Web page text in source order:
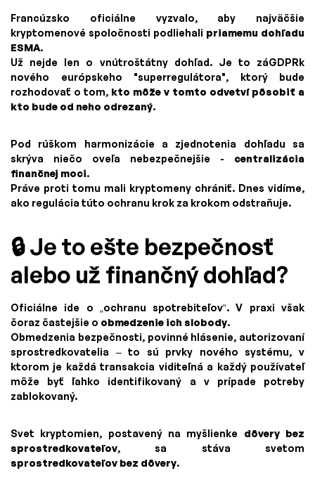
Francúzsko oficiálne vyzvalo, aby najväčšie
kryptomenové spoločnosti podliehali priamemu dohľadu
ESMA.
Už nejde len o vnútroštátny dohľad. Je to záGDPRk
nového európskeho "superregulátora", ktorý bude
rozhodovať o tom, kto môže v tomto odvetví pôsobiť a
kto bude od neho odrezaný.
Pod rúškom harmonizácie a zjednotenia dohľadu sa
skrýva niečo oveľa nebezpečnejšie - centralizácia
finančnej moci.
Práve proti tomu mali kryptomeny chrániť. Dnes vidíme,
ako regulácia túto ochranu krok za krokom odstraňuje.
🔒 Je to ešte bezpečnosť
alebo už finančný dohľad?
Oficiálne ide o „ochranu spotrebiteľov“. V praxi však
čoraz častejšie o obmedzenie ich slobody.
Obmedzenia bezpečnosti, povinné hlásenie, autorizovaní
sprostredkovatelia – to sú prvky nového systému, v
ktorom je každá transakcia viditeľná a každý používateľ
môže byť ľahko identifikovaný a v prípade potreby
zablokovaný.
Svet kryptomien, postavený na myšlienke dôvery bez
sprostredkovateľov, sa stáva svetom
sprostredkovateľov bez dôvery.